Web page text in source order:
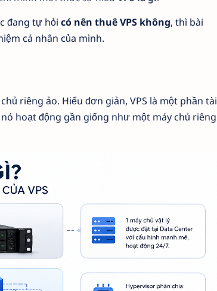
đang tự hỏi có nên thuê VPS không, thì bài
cá nhân của mình.
riêng ảo. Hiểu đơn giản, VPS là một phần tài
hoạt động gần giống như một máy chủ riêng